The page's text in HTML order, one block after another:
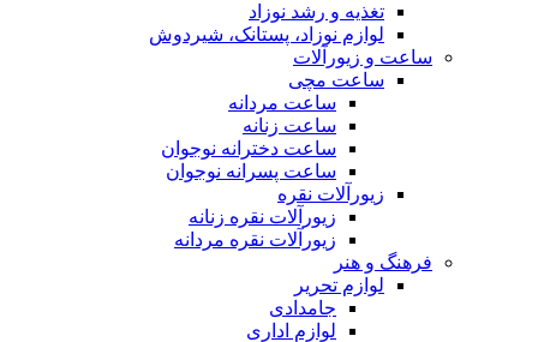
تغذیه و رشد نوزاد
لوازم نوزاد، پستانک، شیردوش
ساعت و زیور‌آلات
ساعت مچی
ساعت مردانه
ساعت زنانه
ساعت دخترانه نوجوان
ساعت پسرانه نوجوان
زیورآلات نقره
زیورآلات نقره زنانه
زیورآلات نقره مردانه
فرهنگ و هنر
لوازم تحریر
جامدادی
لوازم اداری